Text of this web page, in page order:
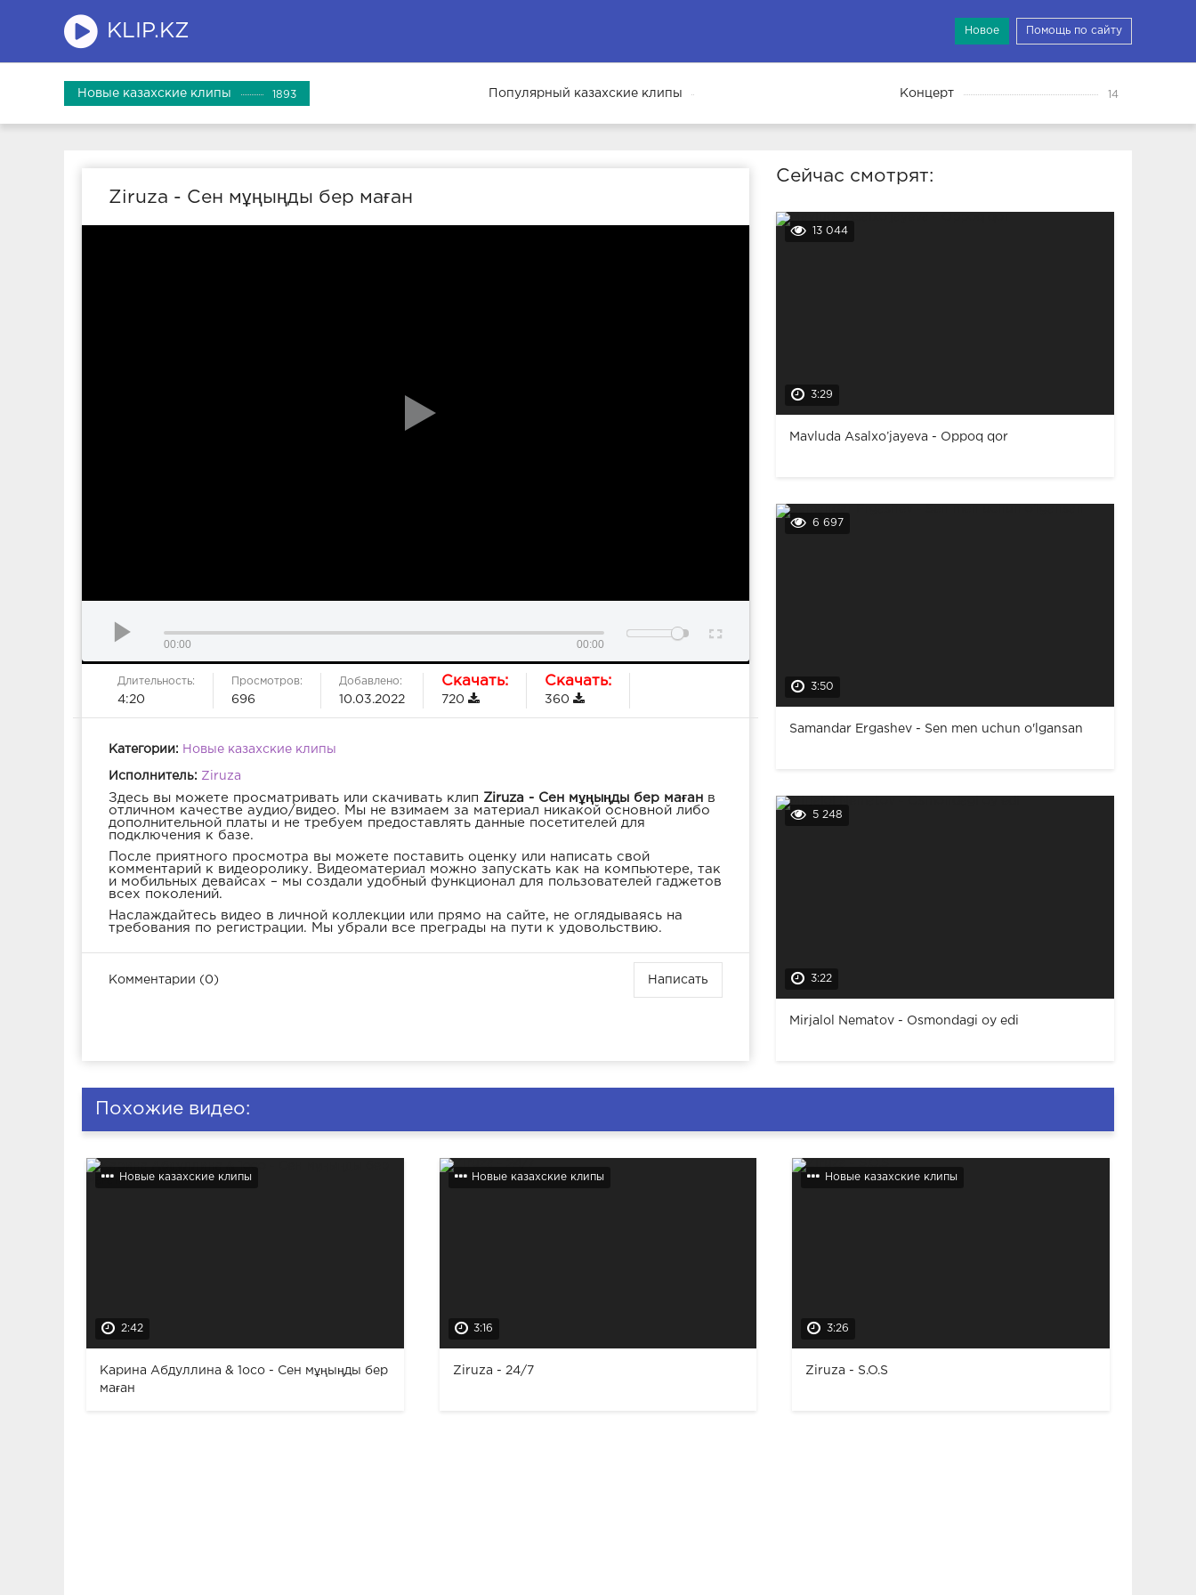
KLIP.KZ Новое Помощь по сайту
Новые казахские клипы 1893 Популярный казахские клипы Концерт 14
Ziruza - Сен мұңыңды бер маған
00:00 00:00
Длительность:
4:20
Просмотров:
696
Добавлено:
10.03.2022
Скачать:
720
Скачать:
360
Категории: Новые казахские клипы
Исполнитель: Ziruza
Здесь вы можете просматривать или скачивать клип Ziruza - Сен мұңыңды бер маған в
отличном качестве аудио/видео. Мы не взимаем за материал никакой основной либо
дополнительной платы и не требуем предоставлять данные посетителей для
подключения к базе.
После приятного просмотра вы можете поставить оценку или написать свой
комментарий к видеоролику. Видеоматериал можно запускать как на компьютере, так
и мобильных девайсах – мы создали удобный функционал для пользователей гаджетов
всех поколений.
Наслаждайтесь видео в личной коллекции или прямо на сайте, не оглядываясь на
требования по регистрации. Мы убрали все преграды на пути к удовольствию.
Комментарии (0) Написать
Сейчас смотрят:
13 044
3:29
Mavluda Asalxo’jayeva - Oppoq qor
6 697
3:50
Samandar Ergashev - Sen men uchun o'lgansan
5 248
3:22
Mirjalol Nematov - Osmondagi oy edi
Похожие видео:
Новые казахские клипы
2:42
Карина Абдуллина & 1oco - Сен мұңыңды бер
маған
Новые казахские клипы
3:16
Ziruza - 24/7
Новые казахские клипы
3:26
Ziruza - S.O.S